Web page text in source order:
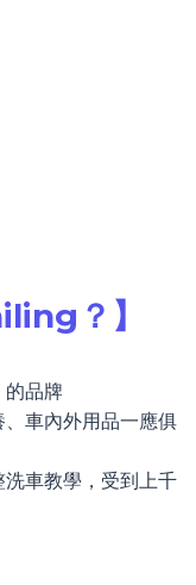
？】
的品牌
車內外用品一應俱
車教學，受到上千